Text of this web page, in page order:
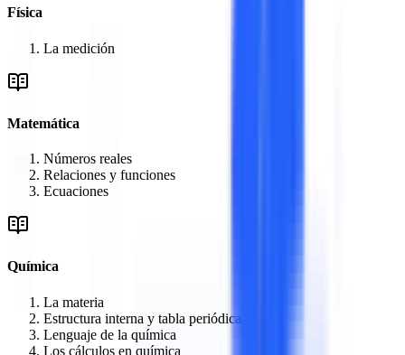
Física
La medición
Matemática
Números reales
Relaciones y funciones
Ecuaciones
Química
La materia
Estructura interna y tabla periódica
Lenguaje de la química
Los cálculos en química